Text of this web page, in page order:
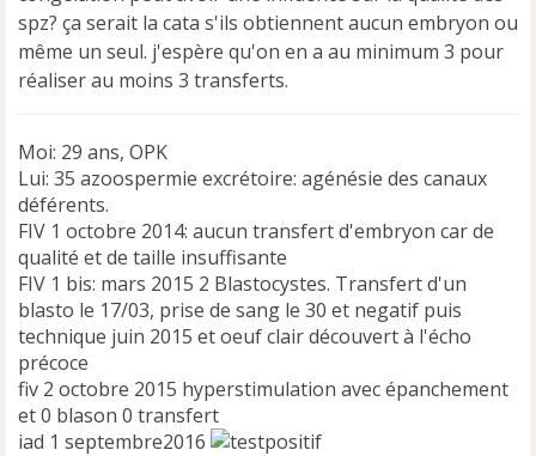
spz? ça serait la cata s'ils obtiennent aucun embryon ou
même un seul. j'espère qu'on en a au minimum 3 pour
réaliser au moins 3 transferts.
Moi: 29 ans, OPK
Lui: 35 azoospermie excrétoire: agénésie des canaux
déférents.
FIV 1 octobre 2014: aucun transfert d'embryon car de
qualité et de taille insuffisante
FIV 1 bis: mars 2015 2 Blastocystes. Transfert d'un
blasto le 17/03, prise de sang le 30 et negatif puis
technique juin 2015 et oeuf clair découvert à l'écho
précoce
fiv 2 octobre 2015 hyperstimulation avec épanchement
et 0 blason 0 transfert
iad 1 septembre2016